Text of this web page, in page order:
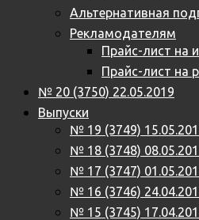
Альтернативная
Рекламодателям
Прайс-лист на
Прайс-лист на
№ 20 (3750) 22.05.2019
Выпуски
№ 19 (3749)
№ 18 (3748)
№ 17 (3747)
№ 16 (3746)
№ 15 (3745)